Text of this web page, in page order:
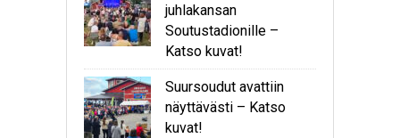
juhlakansan
Soutustadionille –
Katso kuvat!
Suursoudut avattiin
näyttävästi – Katso
kuvat!